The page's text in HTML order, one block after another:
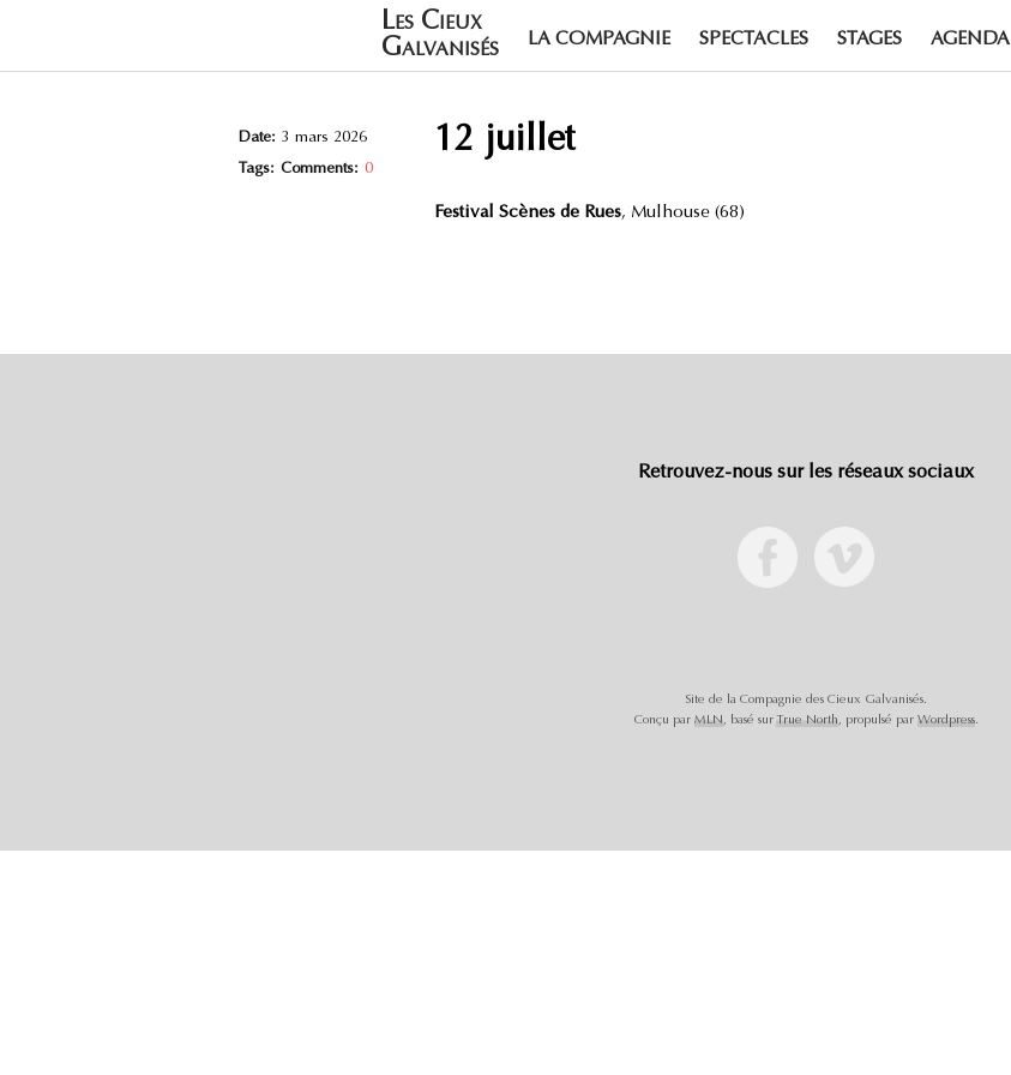
Les Cieux
Galvanisés
LA COMPAGNIE SPECTACLES STAGES AGENDA
Date: 3 mars 2026
Tags: Comments: 0
12 juillet
Festival Scènes de Rues, Mulhouse (68)
Retrouvez-nous sur les réseaux sociaux
Site de la Compagnie des Cieux Galvanisés.
Conçu par MLN, basé sur True North, propulsé par Wordpress.